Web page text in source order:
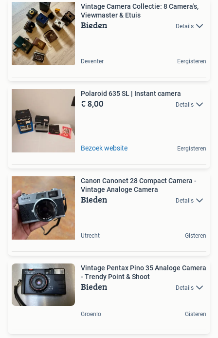
Vintage Camera Collectie: 8 Camera's,
Viewmaster & Etuis
Bieden Details
Deventer Eergisteren
Polaroid 635 SL | Instant camera
€ 8,00 Details
Bezoek website Eergisteren
Canon Canonet 28 Compact Camera -
Vintage Analoge Camera
Bieden Details
Utrecht Gisteren
Vintage Pentax Pino 35 Analoge Camera
- Trendy Point & Shoot
Bieden Details
Groenlo Gisteren